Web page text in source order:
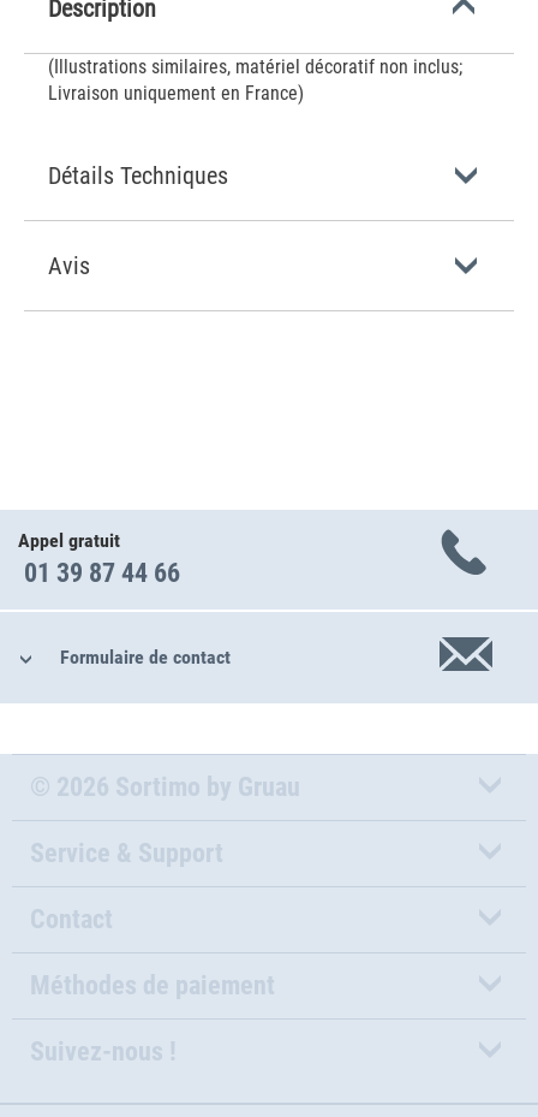
Description
(Illustrations similaires, matériel décoratif non inclus;
Livraison uniquement en France)
Détails Techniques
Avis
Appel gratuit
01 39 87 44 66
Formulaire de contact
© 2026 Sortimo by Gruau
Service & Support
Contact
Méthodes de paiement
Suivez-nous !